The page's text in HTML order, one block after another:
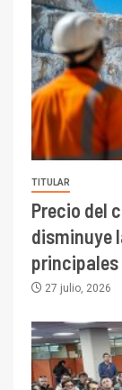
TITULAR
Precio del
disminuye
27 julio, 2026